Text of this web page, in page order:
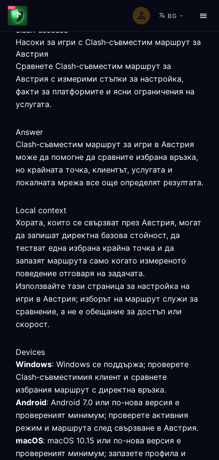
BG
clash-usecase
Насоки за игри с Clash-съвместим маршрут за
Австрия
Сравнете Clash-съвместим маршрут за
Австрия с измерими стъпки за настройка,
факти за платформите и ясни ограничения на
услугата.
Answer
Clash-съвместим маршрут за игри в Австрия
може да помогне да сравните избрана връзка,
но крайната точка, клиентът, услугата и
локалната мрежа все още определят резултата.
Local context
Хората, които се свързват през Австрия, могат
да запишат директна базова стойност, да
тестват една избрана крайна точка и да
запазят маршрута само когато измереното
поведение отговаря на задачата.
Използвайте тази страница за настройка на
игри в Австрия; изборът на маршрут служи за
сравнение, а не е обещание за достъп или
скорост.
Devices
Windows: Windows се поддържа; проверете
Clash-съвместимия клиент и сравнете
избрания маршрут с директна връзка.
Android: Android 7.0 или по-нова версия е
провереният минимум; проверете активния
режим и маршрута след свързване в Австрия.
macOS: macOS 10.15 или по-нова версия е
провереният минимум; запазете профила и